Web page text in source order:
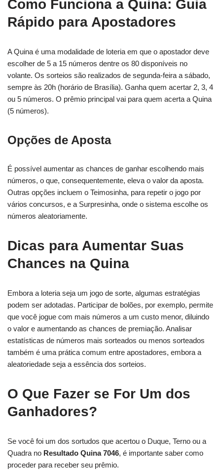
Como Funciona a Quina: Guia
Rápido para Apostadores
A Quina é uma modalidade de loteria em que o apostador deve
escolher de 5 a 15 números dentre os 80 disponíveis no
volante. Os sorteios são realizados de segunda-feira a sábado,
sempre às 20h (horário de Brasília). Ganha quem acertar 2, 3, 4
ou 5 números. O prêmio principal vai para quem acerta a Quina
(5 números).
Opções de Aposta
É possível aumentar as chances de ganhar escolhendo mais
números, o que, consequentemente, eleva o valor da aposta.
Outras opções incluem o Teimosinha, para repetir o jogo por
vários concursos, e a Surpresinha, onde o sistema escolhe os
números aleatoriamente.
Dicas para Aumentar Suas
Chances na Quina
Embora a loteria seja um jogo de sorte, algumas estratégias
podem ser adotadas. Participar de bolões, por exemplo, permite
que você jogue com mais números a um custo menor, diluindo
o valor e aumentando as chances de premiação. Analisar
estatísticas de números mais sorteados ou menos sorteados
também é uma prática comum entre apostadores, embora a
aleatoriedade seja a essência dos sorteios.
O Que Fazer se For Um dos
Ganhadores?
Se você foi um dos sortudos que acertou o Duque, Terno ou a
Quadra no Resultado Quina 7046, é importante saber como
proceder para receber seu prêmio.